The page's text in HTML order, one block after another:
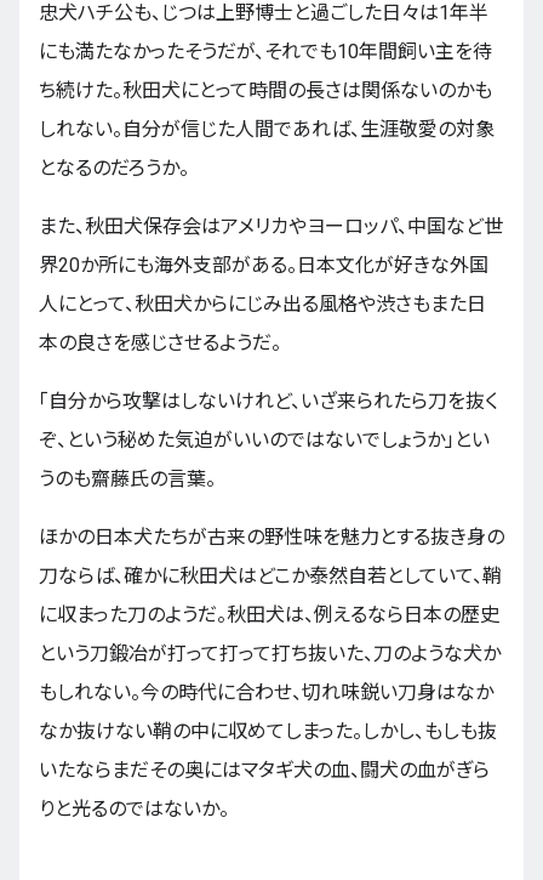
忠犬ハチ公も、じつは上野博士と過ごした日々は1年半
にも満たなかったそうだが、それでも10年間飼い主を待
ち続けた。秋田犬にとって時間の長さは関係ないのかも
しれない。自分が信じた人間であれば、生涯敬愛の対象
となるのだろうか。
また、秋田犬保存会はアメリカやヨーロッパ、中国など世
界20か所にも海外支部がある。日本文化が好きな外国
人にとって、秋田犬からにじみ出る風格や渋さもまた日
本の良さを感じさせるようだ。
「自分から攻撃はしないけれど、いざ来られたら刀を抜く
ぞ、という秘めた気迫がいいのではないでしょうか」とい
うのも齋藤氏の言葉。
ほかの日本犬たちが古来の野性味を魅力とする抜き身の
刀ならば、確かに秋田犬はどこか泰然自若としていて、鞘
に収まった刀のようだ。秋田犬は、例えるなら日本の歴史
という刀鍛冶が打って打って打ち抜いた、刀のような犬か
もしれない。今の時代に合わせ、切れ味鋭い刀身はなか
なか抜けない鞘の中に収めてしまった。しかし、もしも抜
いたならまだその奥にはマタギ犬の血、闘犬の血がぎら
りと光るのではないか。